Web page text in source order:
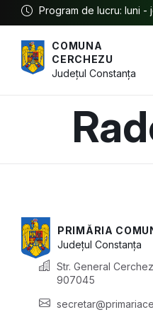
Program de lucru: luni -
COMUNA
CERCHEZU
JudețulConstanța
PRIMĂRIA
JudețulConstanța
Str. General
907045